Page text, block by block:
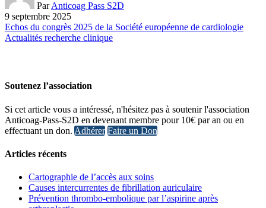
ParAnticoag Pass S2D
9 septembre 2025
Echos du congrès 2025 de la Société européenne de cardiologie
Actualités recherche clinique
Soutenez l’association
Si cet article vous a intéressé, n'hésitez pas à soutenir l'association
Anticoag-Pass-S2D en devenant membre pour 10€ par an ou en
effectuant un don. Adhérer Faire un Don
Articles récents
Cartographie de l’accès aux soins
Causes intercurrentes de fibrillation auriculaire
Prévention thrombo-embolique par l’aspirine après